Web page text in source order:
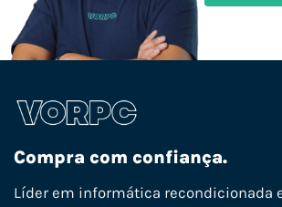
Compra com confiança.
Líder em informática recondicionada